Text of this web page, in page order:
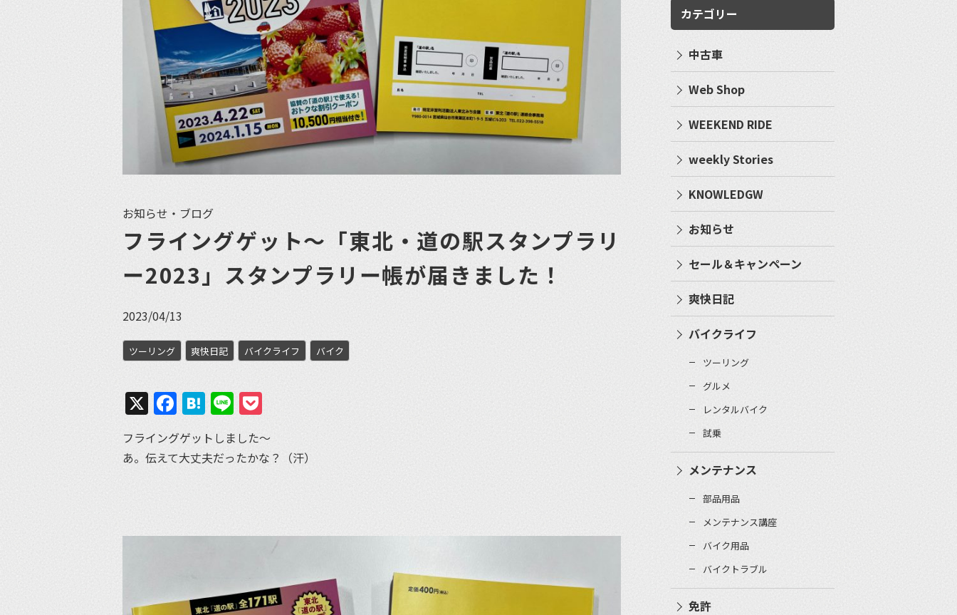
お知らせ・ブログ
フライングゲット〜「東北・道の駅スタンプラリ
ー2023」スタンプラリー帳が届きました！
2023/04/13
ツーリング 爽快日記 バイクライフ バイク
X Facebook
Hatena
Line
フライングゲットしました〜
あ。伝えて大丈夫だったかな？（汗）
カテゴリー
中古車
Web Shop
WEEKEND RIDE
weekly Stories
KNOWLEDGW
お知らせ
セール＆キャンペーン
爽快日記
バイクライフ
ツーリング
グルメ
レンタルバイク
試乗
メンテナンス
部品用品
メンテナンス講座
バイク用品
バイクトラブル
免許